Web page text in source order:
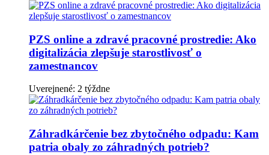
PZS online a zdravé pracovné prostredie: Ako
digitalizácia zlepšuje starostlivosť o
zamestnancov
Uverejnené: 2 týždne
Záhradkárčenie bez zbytočného odpadu: Kam
patria obaly zo záhradných potrieb?